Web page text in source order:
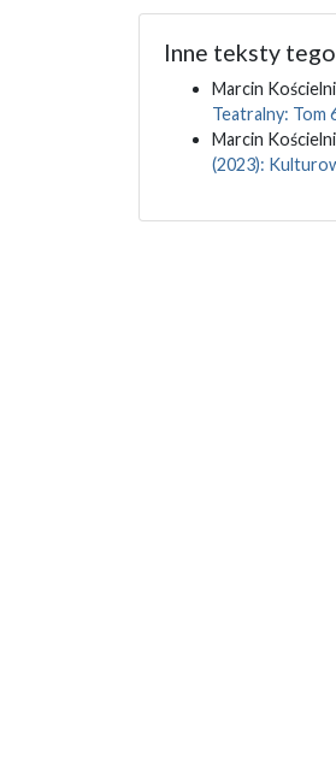
Inne teksty
Marcin
Teatralny: Tom
Marcin
(2023):